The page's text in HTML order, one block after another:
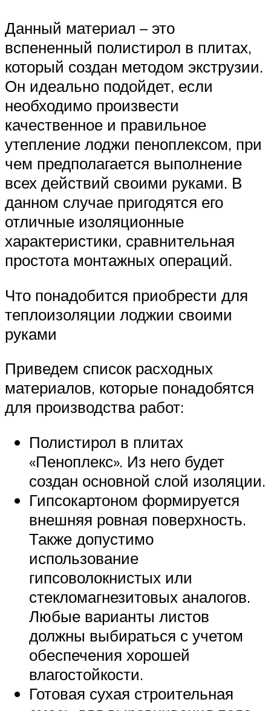
Данный материал – это
вспененный полистирол в плитах,
который создан методом экструзии.
Он идеально подойдет, если
необходимо произвести
качественное и правильное
утепление лоджи пеноплексом, при
чем предполагается выполнение
всех действий своими руками. В
данном случае пригодятся его
отличные изоляционные
характеристики, сравнительная
простота монтажных операций.
Что понадобится приобрести для
теплоизоляции лоджии своими
руками
Приведем список расходных
материалов, которые понадобятся
для производства работ:
Полистирол в плитах
«Пеноплекс». Из него будет
создан основной слой изоляции.
Гипсокартоном формируется
внешняя ровная поверхность.
Также допустимо
использование
гипсоволокнистых или
стекломагнезитовых аналогов.
Любые варианты листов
должны выбираться с учетом
обеспечения хорошей
влагостойкости.
Готовая сухая строительная